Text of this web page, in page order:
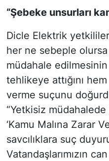
“Şebeke unsurları
Dicle Elektrik
her ne sebeple
müdahale
tehlikeye attığını
verme suçunu
“Yetkisiz
‘Kamu Malına Zarar
savcılıklara suç
Vatandaşlarımızın